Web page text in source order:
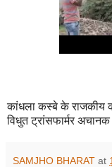
कांधला कस्बे के राजकीय
विधुत ट्रांसफार्मर
SAMJHO BHARAT at